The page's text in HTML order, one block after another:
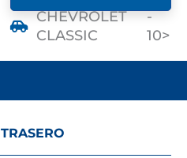
CHEVROLET
CLASSIC
-
10>
TRASERO